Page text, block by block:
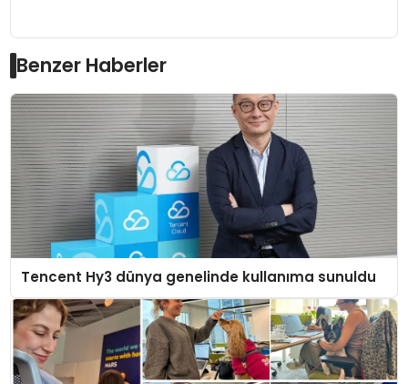
Benzer Haberler
Tencent Hy3 dünya genelinde kullanıma sunuldu